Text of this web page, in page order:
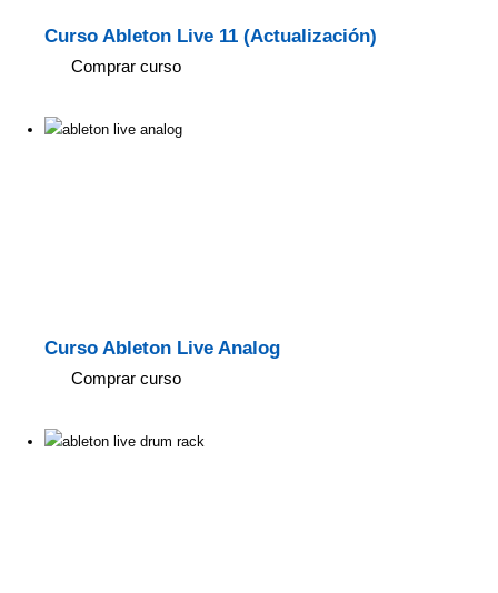
Curso Ableton Live 11 (Actualización)
Comprar curso
Curso Ableton Live Analog
Comprar curso